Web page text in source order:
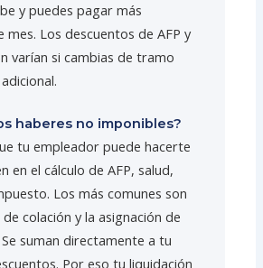
y puedes pagar más
mes. Los descuentos de AFP y
varían si cambias de tramo
haberes no imponibles?
tu empleador puede hacerte
en el cálculo de AFP, salud,
Los más comunes son
colación y la asignación de
suman directamente a tu
Por eso tu liquidación